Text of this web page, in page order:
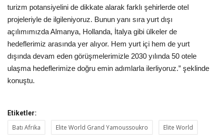
turizm potansiyelini de dikkate alarak farklı şehirlerde otel
projeleriyle de ilgileniyoruz. Bunun yanı sıra yurt dışı
açılımımızda Almanya, Hollanda, İtalya gibi ülkeler de
hedeflerimiz arasında yer alıyor. Hem yurt içi hem de yurt
dışında devam eden görüşmelerimizle 2030 yılında 50 otele
ulaşma hedeflerimize doğru emin adımlarla ilerliyoruz.” şeklinde
konuştu.
Etiketler:
Batı Afrika Elite World Grand Yamoussoukro Elite World